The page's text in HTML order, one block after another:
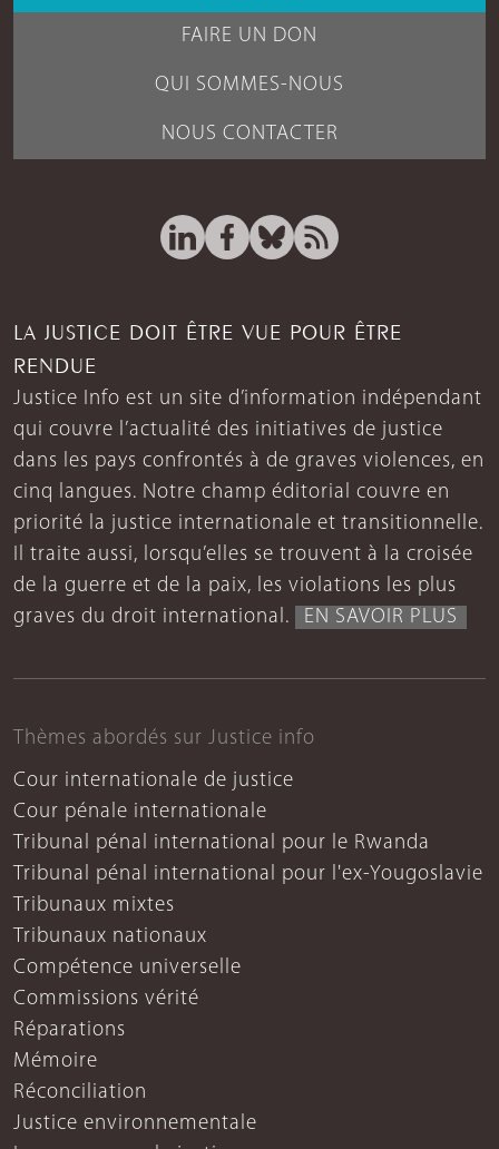
FAIRE UN DON
QUI SOMMES-NOUS
NOUS CONTACTER
LA JUSTICE DOIT ÊTRE VUE POUR ÊTRE
RENDUE
Justice Info est un site d’information indépendant
qui couvre l’actualité des initiatives de justice
dans les pays confrontés à de graves violences, en
cinq langues. Notre champ éditorial couvre en
priorité la justice internationale et transitionnelle.
Il traite aussi, lorsqu’elles se trouvent à la croisée
de la guerre et de la paix, les violations les plus
graves du droit international.
EN SAVOIR PLUS
Thèmes abordés sur Justice info
Cour internationale de justice
Cour pénale internationale
Tribunal pénal international pour le Rwanda
Tribunal pénal international pour l'ex-Yougoslavie
Tribunaux mixtes
Tribunaux nationaux
Compétence universelle
Commissions vérité
Réparations
Mémoire
Réconciliation
Justice environnementale